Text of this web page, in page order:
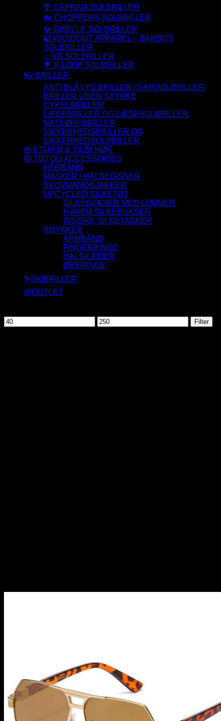
🌴 CAPRAIA SOLBRILLER
🏍️ CHOPPERS SOLBRILLER
💎 GISELLE SOLBRILLER
🍃 HANDOUT APPAREL – BAMBUS
SOLBRILLER
✨ VG SOLBRILLER
🌳 X-LOOP SOLBRILLER
👓 BRILLER
ANTI BLÅ LYS BRILLER / GAMING BRILLER
BRILLER UDEN STYRKE
CYKELBRILLER
LÆSEBRILLER OG LÆSESOLBRILLER
NATKØREBRILLER
SIKKERHEDSBRILLER OG
SIKKERHEDSOLBRILLER
👜 ETUIER & TILBEHØR
🧥 TØJ OG ACCESSORIES
HÅRBÅND
MASKER / HALSEDISSER
SKOVMANDSJAKKER
UPCYCLED SILKETØJ
SILKEBUKSER MED LOMMER
HAREM SILKEBUKSER
INDISKE SILKETASKER
SMYKKER
ARMBÅND
FINGERRINGE
HALSKÆDER
ØRERINGE
⛷️SKIBRILLER
🪙OUTLET
Mindste
pris
Højeste
pris
Filter